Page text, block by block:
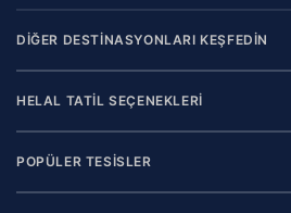
DİĞER DESTİNASYONLARI KEŞFEDİN
HELAL TATİL SEÇENEKLERİ
POPÜLER TESİSLER